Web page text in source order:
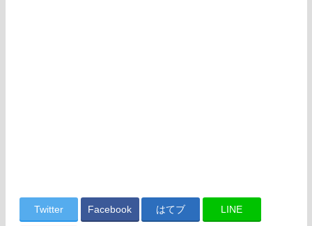
Twitter Facebook はてブ LINE